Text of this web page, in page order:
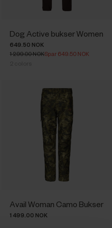
Dog Active bukser Women
649.50 NOK
1 299.00 NOKSpar 649.50 NOK
Avail Woman Camo Bukser
1 499.00 NOK